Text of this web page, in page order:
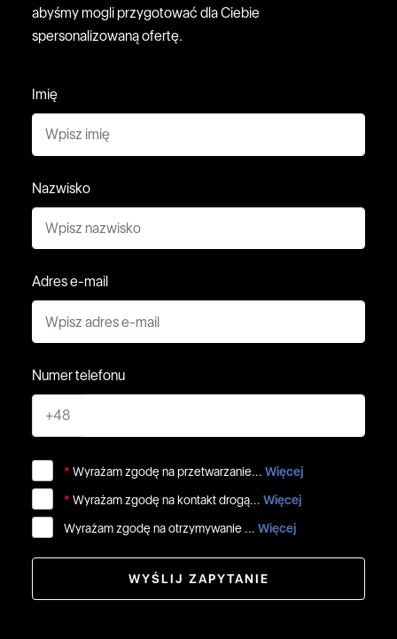
abyśmy mogli przygotować dla Ciebie
spersonalizowaną ofertę.
Imię
Nazwisko
Adres e-mail
Numer telefonu
+48
* Wyrażam zgodę na przetwarzanie... Więcej
* Wyrażam zgodę na kontakt drogą... Więcej
Wyrażam zgodę na otrzymywanie ... Więcej
WYŚLIJ ZAPYTANIE